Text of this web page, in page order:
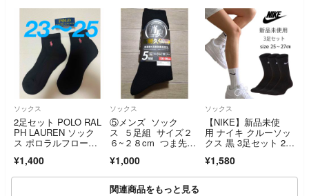
ソックス
2足セット POLO RAL
PH LAUREN ソック
ス ポロラルフローレ
¥1,400
ソックス
⑤メンズ ソック
ス ５足組 サイズ２
６~２８cm つま先、
チ 消臭 抗菌防臭 D
RY 鹿の子編
み
¥1,000
ソックス
【NIKE】新品未使
用 ナイキ クルーソッ
クス 黒 3足セット 2
¥1,580
関連商品をもっと見る